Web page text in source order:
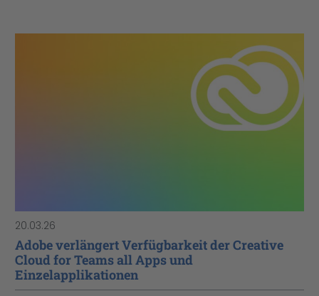
20.03.26
Adobe verlängert Verfügbarkeit der Creative
Cloud for Teams all Apps und
Einzelapplikationen